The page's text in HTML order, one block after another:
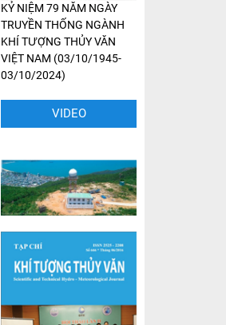
KỶ NIỆM 79 NĂM NGÀY
TRUYỀN THỐNG NGÀNH
KHÍ TƯỢNG THỦY VĂN
VIỆT NAM (03/10/1945-
03/10/2024)
VIDEO